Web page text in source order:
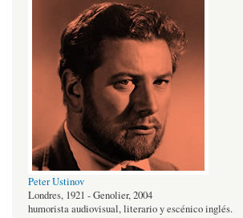
Peter Ustinov
Londres, 1921 - Genolier, 2004
humorista audiovisual, literario y escénico inglés.